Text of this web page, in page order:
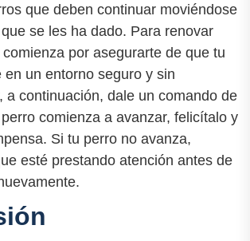
que deben continuar moviéndose
se les ha dado. Para renovar
por asegurarte de que tu
en un entorno seguro y sin
a continuación, dale un comando de
comienza a avanzar, felicítalo y
Si tu perro no avanza,
esté prestando atención antes de